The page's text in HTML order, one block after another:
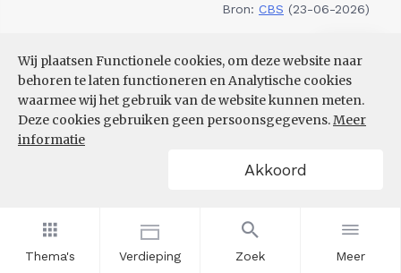
Thema's Verdieping Zoek Meer
Wij plaatsen Functionele cookies, om deze website naar
behoren te laten functioneren en Analytische cookies
waarmee wij het gebruik van de website kunnen meten.
Deze cookies gebruiken geen persoonsgegevens.Meer
informatie
Akkoord
Bron: CBS (23-06-2026)
GRIJZE DRUK, NAAR REGIO
Filters